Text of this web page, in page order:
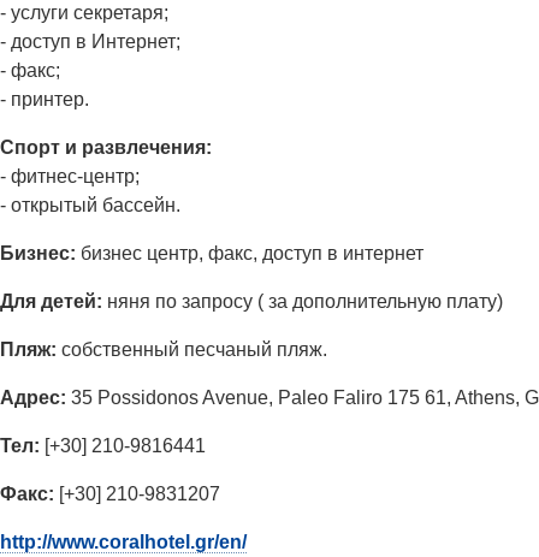
- услуги секретаря;
- доступ в Интернет;
- факс;
- принтер.
Спорт и развлечения:
- фитнес-центр;
- открытый бассейн.
Бизнес: бизнес центр, факс, доступ в интернет
Для детей: няня по запросу ( за дополнительную плату)
Пляж: собственный песчаный пляж.
Адрес: 35 Possidonos Avenue, Paleo Faliro 175 61, Athens,
Тел: [+30] 210-9816441
Факс: [+30] 210-9831207
http://www.coralhotel.gr/en/